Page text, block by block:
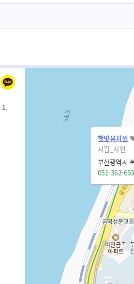
1.
햇빛유치원
사립_사인
부산광역시
051-362-